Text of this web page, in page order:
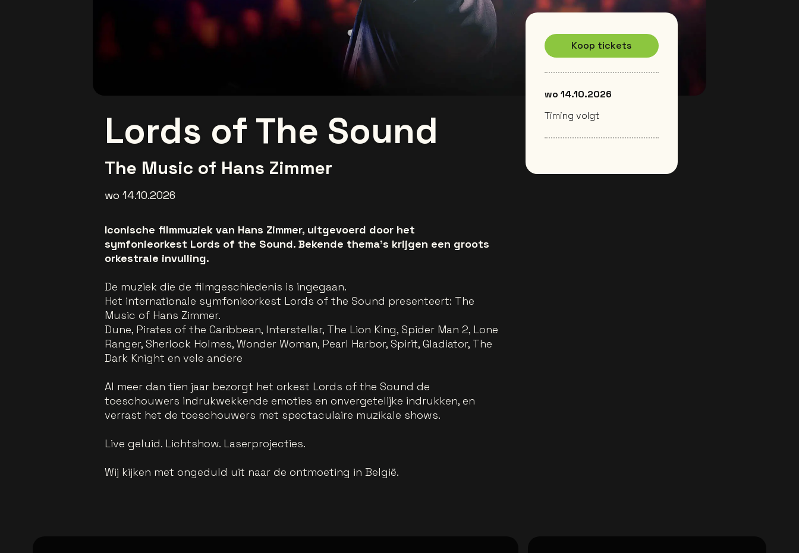
Lords of The Sound
The Music of Hans Zimmer
wo 14.10.2026
Iconische filmmuziek van Hans Zimmer, uitgevoerd door het
symfonieorkest Lords of the Sound. Bekende thema’s krijgen een groots
orkestrale invulling.
De muziek die de filmgeschiedenis is ingegaan.
Het internationale symfonieorkest Lords of the Sound presenteert: The
Music of Hans Zimmer.
Dune, Pirates of the Caribbean, Interstellar, The Lion King, Spider Man 2, Lone
Ranger, Sherlock Holmes, Wonder Woman, Pearl Harbor, Spirit, Gladiator, The
Dark Knight en vele andere
Al meer dan tien jaar bezorgt het orkest Lords of the Sound de
toeschouwers indrukwekkende emoties en onvergetelijke indrukken, en
verrast het de toeschouwers met spectaculaire muzikale shows.
Live geluid. Lichtshow. Laserprojecties.
Wij kijken met ongeduld uit naar de ontmoeting in België.
Koop tickets
wo 14.10.2026
Timing volgt